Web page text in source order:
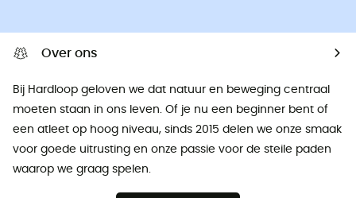
Over ons
Bij Hardloop geloven we dat natuur en beweging centraal
moeten staan ​​in ons leven. Of je nu een beginner bent of
een atleet op hoog niveau, sinds 2015 delen we onze smaak
voor goede uitrusting en onze passie voor de steile paden
waarop we graag spelen.